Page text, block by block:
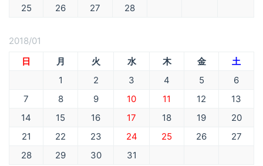
25
26 27 28
2018/01
日
月 火 水 木 金
土
1
2 3 4 5
6
7
8 9 10 11 12
13
14
15 16 17 18 19
20
21
22 23 24 25 26
27
28
29 30 31